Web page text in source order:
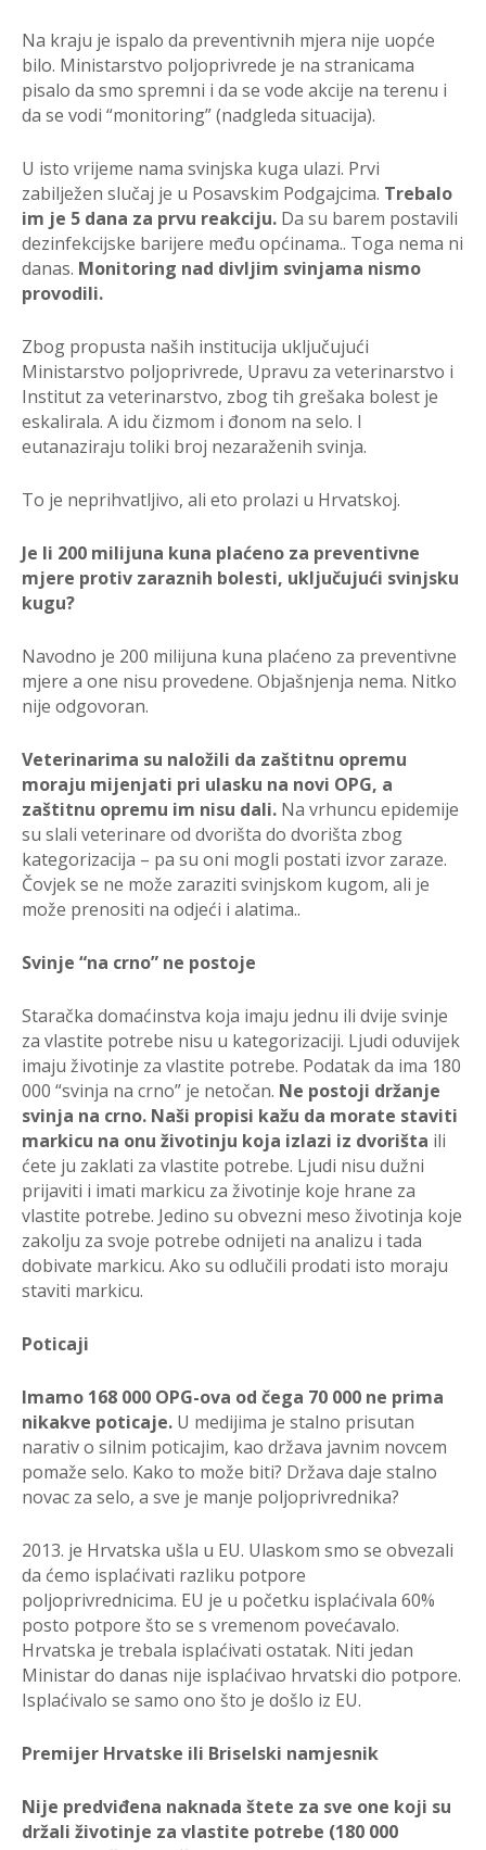
Na kraju je ispalo da preventivnih mjera nije uopće
bilo. Ministarstvo poljoprivrede je na stranicama
pisalo da smo spremni i da se vode akcije na terenu i
da se vodi “monitoring” (nadgleda situacija).
U isto vrijeme nama svinjska kuga ulazi. Prvi
zabilježen slučaj je u Posavskim Podgajcima. Trebalo
im je 5 dana za prvu reakciju. Da su barem postavili
dezinfekcijske barijere među općinama.. Toga nema ni
danas. Monitoring nad divljim svinjama nismo
provodili.
Zbog propusta naših institucija uključujući
Ministarstvo poljoprivrede, Upravu za veterinarstvo i
Institut za veterinarstvo, zbog tih grešaka bolest je
eskalirala. A idu čizmom i đonom na selo. I
eutanaziraju toliki broj nezaraženih svinja.
To je neprihvatljivo, ali eto prolazi u Hrvatskoj.
Je li 200 milijuna kuna plaćeno za preventivne
mjere protiv zaraznih bolesti, uključujući svinjsku
kugu?
Navodno je 200 milijuna kuna plaćeno za preventivne
mjere a one nisu provedene. Objašnjenja nema. Nitko
nije odgovoran.
Veterinarima su naložili da zaštitnu opremu
moraju mijenjati pri ulasku na novi OPG, a
zaštitnu opremu im nisu dali. Na vrhuncu epidemije
su slali veterinare od dvorišta do dvorišta zbog
kategorizacija – pa su oni mogli postati izvor zaraze.
Čovjek se ne može zaraziti svinjskom kugom, ali je
može prenositi na odjeći i alatima..
Svinje “na crno” ne postoje
Staračka domaćinstva koja imaju jednu ili dvije svinje
za vlastite potrebe nisu u kategorizaciji. Ljudi oduvijek
imaju životinje za vlastite potrebe. Podatak da ima 180
000 “svinja na crno” je netočan. Ne postoji držanje
svinja na crno. Naši propisi kažu da morate staviti
markicu na onu životinju koja izlazi iz dvorišta ili
ćete ju zaklati za vlastite potrebe. Ljudi nisu dužni
prijaviti i imati markicu za životinje koje hrane za
vlastite potrebe. Jedino su obvezni meso životinja koje
zakolju za svoje potrebe odnijeti na analizu i tada
dobivate markicu. Ako su odlučili prodati isto moraju
staviti markicu.
Poticaji
Imamo 168 000 OPG-ova od čega 70 000 ne prima
nikakve poticaje. U medijima je stalno prisutan
narativ o silnim poticajim, kao država javnim novcem
pomaže selo. Kako to može biti? Država daje stalno
novac za selo, a sve je manje poljoprivrednika?
2013. je Hrvatska ušla u EU. Ulaskom smo se obvezali
da ćemo isplaćivati razliku potpore
poljoprivrednicima. EU je u početku isplaćivala 60%
posto potpore što se s vremenom povećavalo.
Hrvatska je trebala isplaćivati ostatak. Niti jedan
Ministar do danas nije isplaćivao hrvatski dio potpore.
Isplaćivalo se samo ono što je došlo iz EU.
Premijer Hrvatske ili Briselski namjesnik
Nije predviđena naknada štete za sve one koji su
držali životinje za vlastite potrebe (180 000